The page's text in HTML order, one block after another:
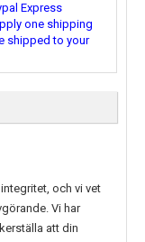
Express
one shipping
shipped to your
och vi vet
Vi har
att din